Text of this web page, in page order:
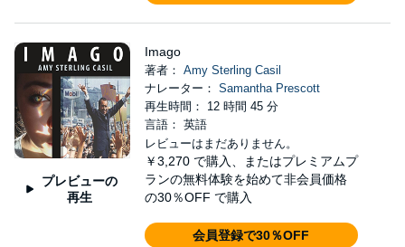
プレビューの
再生
Imago
著者： Amy Sterling Casil
ナレーター： Samantha Prescott
再生時間： 12 時間 45 分
言語： 英語
レビューはまだありません。
￥3,270 で購入、またはプレミアムプ
ランの無料体験を始めて非会員価格
の30％OFF で購入
会員登録で30％OFF